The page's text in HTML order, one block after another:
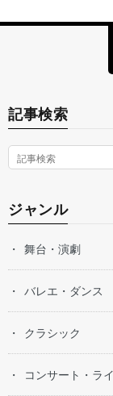
記事検索
ジャンル
舞台・演劇
バレエ・ダンス
クラシック
コンサート・ラ